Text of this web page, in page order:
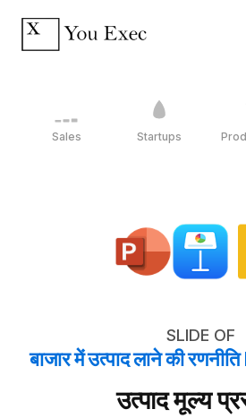
Sales Startups
SLIDE OF
बाजार में उत्पाद लाने की
उत्पाद मूल्य